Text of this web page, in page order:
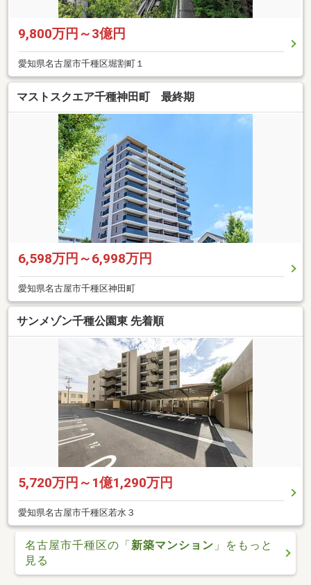
9,800万円～3億円
愛知県名古屋市千種区堀割町１
マストスクエア千種神田町 最終期
6,598万円～6,998万円
愛知県名古屋市千種区神田町
サンメゾン千種公園東 先着順
5,720万円～1億1,290万円
愛知県名古屋市千種区若水３
名古屋市千種区の「新築マンション 」をもっと
見る